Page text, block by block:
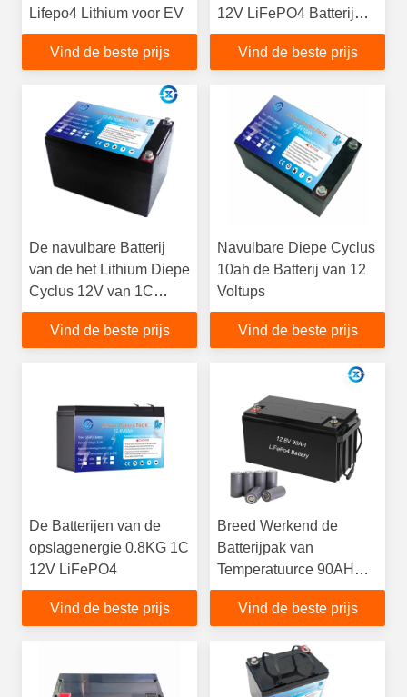
Lifepo4 Lithium voor EV
Vind de beste prijs
12V LiFePO4 Batterij
van het het Ijzerfosfaat
Vind de beste prijs
De navulbare Batterij
van de het Lithium Diepe
Cyclus 12V van 1C
12Ah
Vind de beste prijs
Navulbare Diepe Cyclus
10ah de Batterij van 12
Voltups
Vind de beste prijs
De Batterijen van de
opslagenergie 0.8KG 1C
12V LiFePO4
Vind de beste prijs
Breed Werkend de
Batterijpak van
Temperatuurce 90AH
12V Lifepo4
Vind de beste prijs